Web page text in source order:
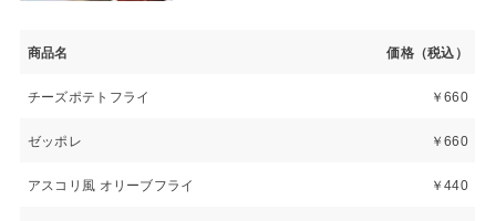
商品名 価格（税込）
チーズポテトフライ ￥660
ゼッポレ ￥660
アスコリ風 オリーブフライ ￥440